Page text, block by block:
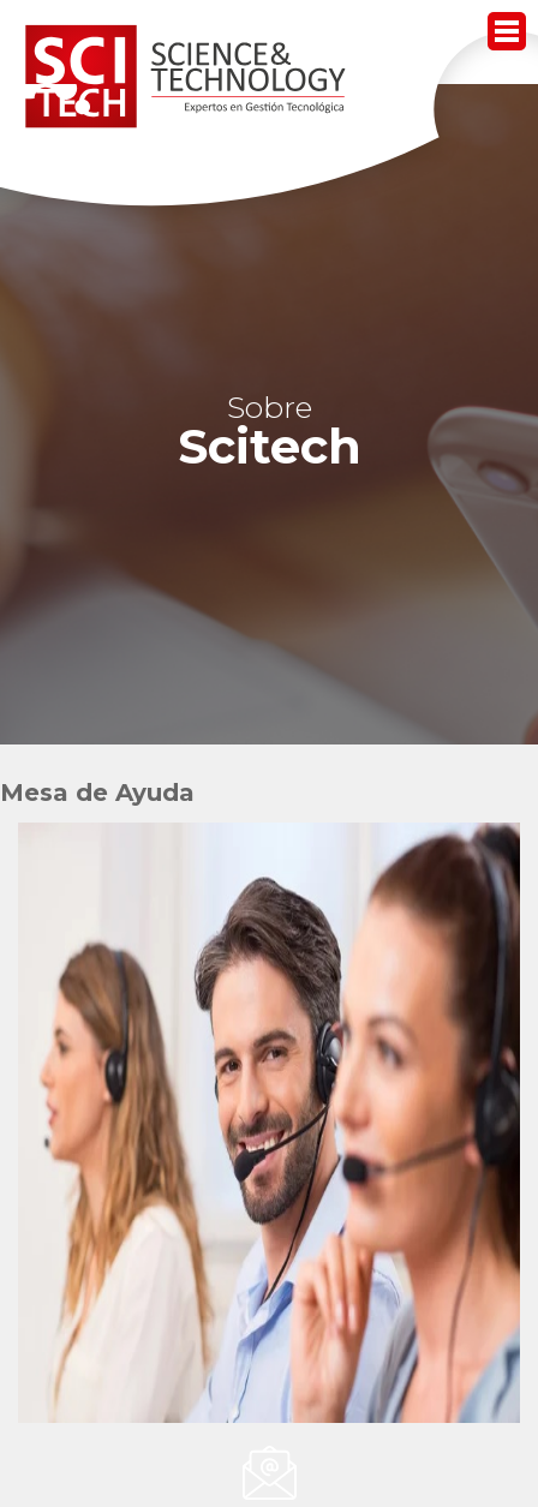
Acerca de Scitech
Nuestros Servicios
Politica de Seguridad de la Informacion
Sobre
Scitech
Mesa de Ayuda